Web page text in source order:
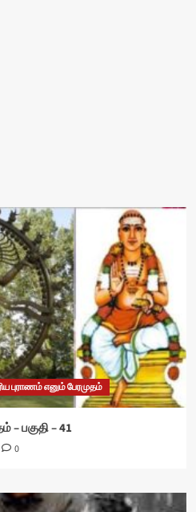
புராணம் எனும் பேரமுதம்
– பகுதி – 41
0